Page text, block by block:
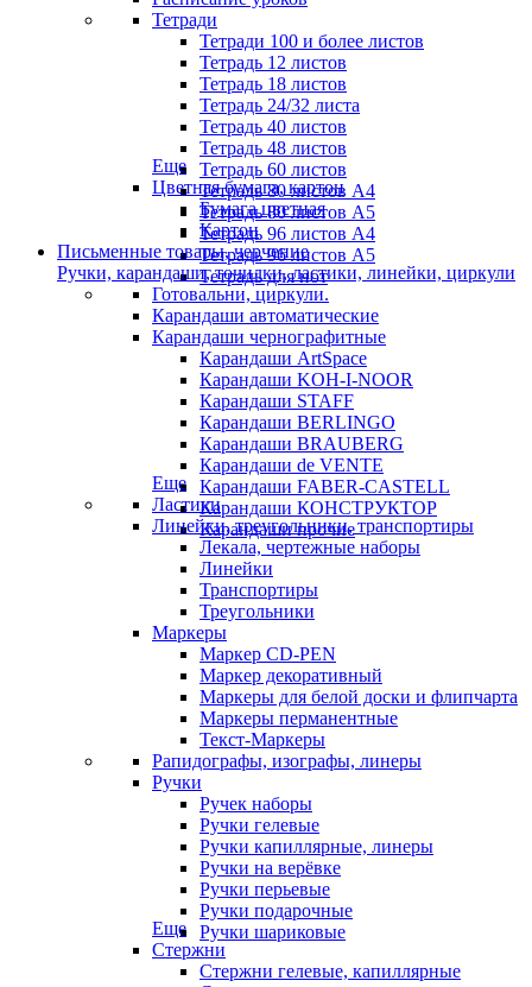
Тетради
Тетради 100 и более листов
Тетрадь 12 листов
Тетрадь 18 листов
Тетрадь 24/32 листа
Тетрадь 40 листов
Тетрадь 48 листов
Тетрадь 60 листов
Тетрадь 80 листов А4
Тетрадь 80 листов А5
Тетрадь 96 листов А4
Тетрадь 96 листов А5
Тетрадь для нот
Еще
Цветная бумага, картон
Бумага цветная
Картон
Письменные товары, черчение
Ручки, карандаши, точилки, ластики, линейки, циркули
Готовальни, циркули.
Карандаши автоматические
Карандаши чернографитные
Карандаши ArtSpace
Карандаши KOH-I-NOOR
Карандаши STAFF
Карандаши BERLINGO
Карандаши BRAUBERG
Карандаши de VENTE
Карандаши FABER-CASTELL
Карандаши КОНСТРУКТОР
Карандаши прочие
Еще
Ластики
Линейки, треугольники, транспортиры
Лекала, чертежные наборы
Линейки
Транспортиры
Треугольники
Маркеры
Маркер CD-PEN
Маркер декоративный
Маркеры для белой доски и флипчарта
Маркеры перманентные
Текст-Маркеры
Рапидографы, изографы, линеры
Ручки
Ручек наборы
Ручки гелевые
Ручки капиллярные, линеры
Ручки на верёвке
Ручки перьевые
Ручки подарочные
Ручки шариковые
Еще
Стержни
Стержни гелевые, капиллярные